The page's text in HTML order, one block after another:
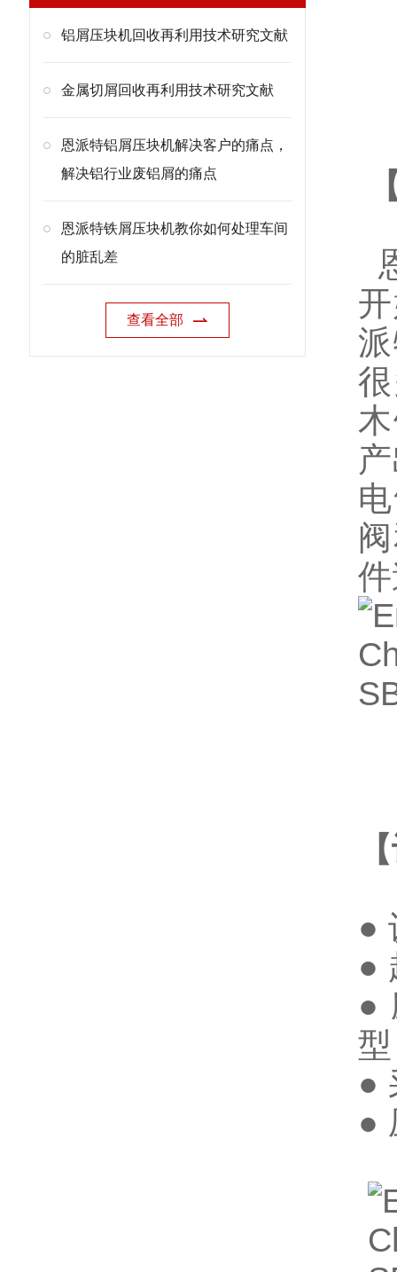
铝屑压块机回收再利用技术研究文献
金属切屑回收再利用技术研究文献
恩派特铝屑压块机解决客户的痛点，
解决铝行业废铝屑的痛点
恩派特铁屑压块机教你如何处理车间
的脏乱差
查看全部
●
●
●
●
●